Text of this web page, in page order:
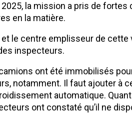
la mission a pris de
en la matière.
et le centre emplisseur de
inspecteurs.
ont été immobilisés
notamment. Il faut ajouter à
automatique.
ont constaté qu’il ne